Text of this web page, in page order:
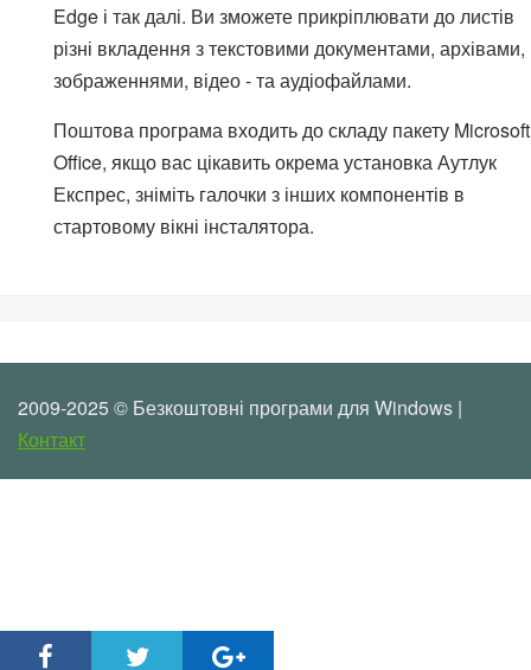
Edge і так далі. Ви зможете прикріплювати до листів
різні вкладення з текстовими документами, архівами,
зображеннями, відео - та аудіофайлами.
Поштова програма входить до складу пакету Microsoft
Office, якщо вас цікавить окрема установка Аутлук
Експрес, зніміть галочки з інших компонентів в
стартовому вікні інсталятора.
2009-2025 © Безкоштовні програми для Windows |
Контакт